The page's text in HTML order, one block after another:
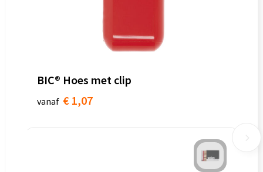
BIC® Hoes met clip
vanaf € 1,07